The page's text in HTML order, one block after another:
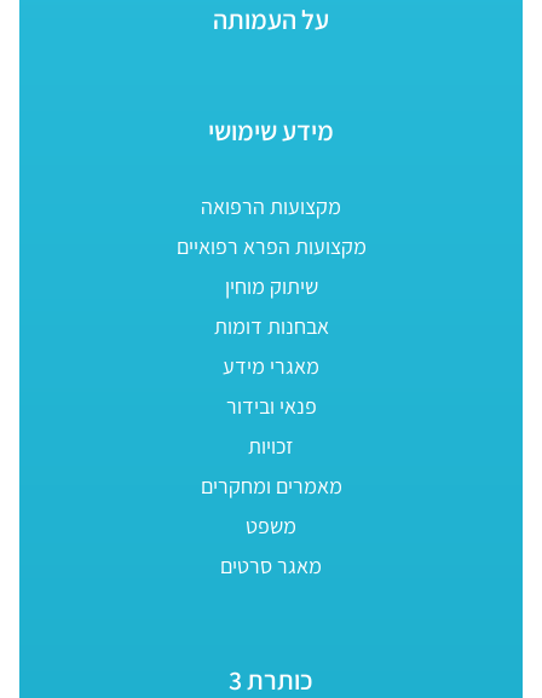
על העמותה
מידע שימושי
מקצועות הרפואה
מקצועות הפרא רפואיים
שיתוק מוחין
אבחנות דומות
מאגרי מידע
פנאי ובידור
זכויות
מאמרים ומחקרים
משפט
מאגר סרטים
כותרת 3